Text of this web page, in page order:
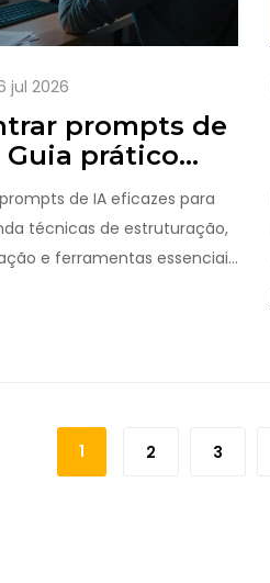
jul 2026
prompts de
Guia prático
generativa
de IA eficazes para
técnicas de estruturação,
e ferramentas essenciais
Stable Diffusion e DALL-
1 2 3